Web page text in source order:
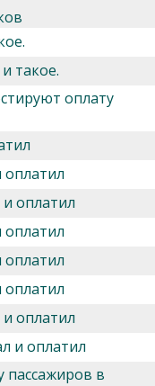
такое.
оплату
оплатил
оплатил
оплатил
оплатил
оплатил
оплатил
и оплатил
пассажиров в